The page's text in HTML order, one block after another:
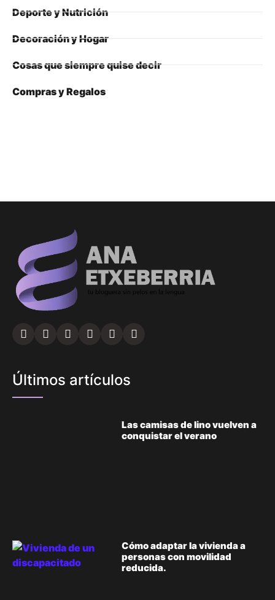
Deporte y Nutrición
Decoración y Hogar
Cosas que siempre quise decir
Compras y Regalos
Últimos artículos
Las camisas de lino vuelven a
conquistar el verano
Cómo adaptar la vivienda a
personas con movilidad
reducida.